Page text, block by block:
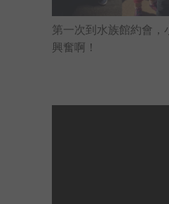
第一次到水族館約會，
興奮啊！